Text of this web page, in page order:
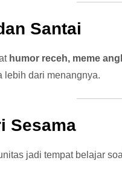
Santai
humor receh, meme
lebih dari menangnya.
Sesama
jadi tempat belajar